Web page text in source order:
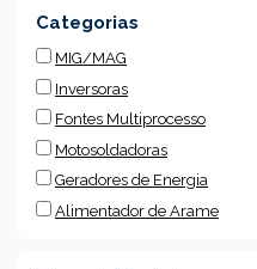
Categorias
MIG/MAG
Inversoras
Fontes Multiprocesso
Motosoldadoras
Geradores de Energia
Alimentador de Arame